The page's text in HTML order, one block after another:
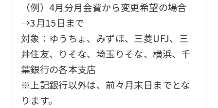
（例）4月分月会費から変更希望の場合
→3月15日 まで
対象：ゆうちょ、みずほ、三菱UFJ、三
井住友、りそな、埼玉りそな、横浜、千
葉銀行の各本支店
※上記銀行以外は、前々月末日までとな
ります。
may
be
an
translation.